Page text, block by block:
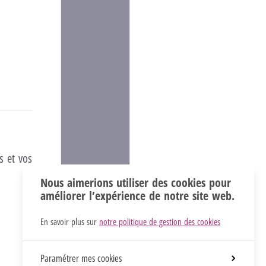
et vos
Nous aimerions utiliser des cookies pour
améliorer l’expérience de notre site web.
En savoir plus sur notre politique de gestion des cookies
Paramétrer mes cookies